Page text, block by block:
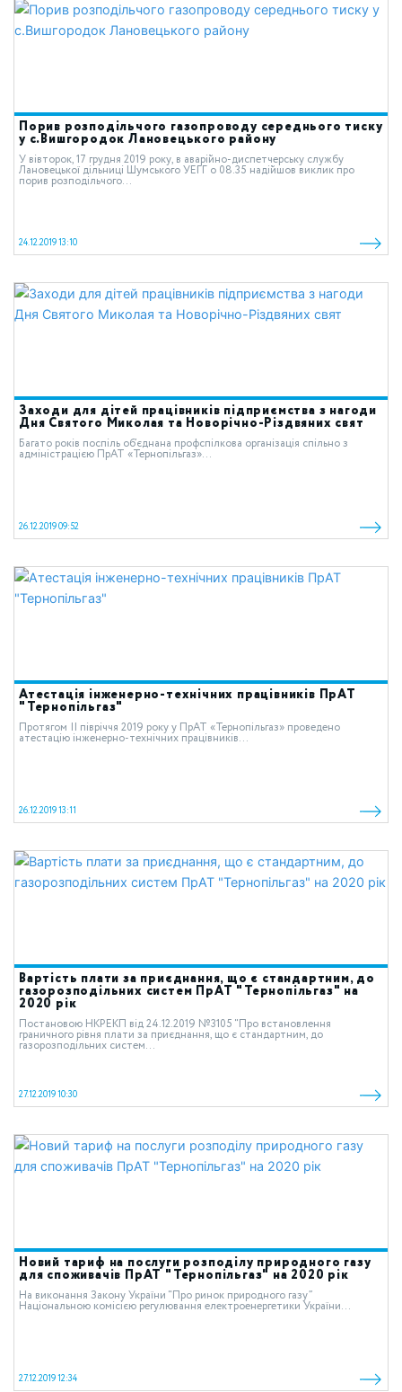
Порив розподільчого газопроводу середнього тиску
у с.Вишгородок Лановецького району
У вівторок, 17 грудня 2019 року, в аварійно-диспетчерську службу
Лановецької дільниці Шумського УЕГГ о 08.35 надійшов виклик про
порив розподільчого...
24.12.2019 13:10
Заходи для дітей працівників підприємства з нагоди
Дня Святого Миколая та Новорічно-Різдвяних свят
Багато років поспіль об’єднана профспілкова організація спільно з
адміністрацією ПрАТ «Тернопільгаз»...
26.12.2019 09:52
Атестація інженерно-технічних працівників ПрАТ
"Тернопільгаз"
Протягом ІІ півріччя 2019 року у ПрАТ «Тернопільгаз» проведено
атестацію інженерно-технічних працівників...
26.12.2019 13:11
Вартість плати за приєднання, що є стандартним, до
газорозподільних систем ПрАТ "Тернопільгаз" на
2020 рік
Постановою НКРЕКП від 24.12.2019 №3105 “Про встановлення
граничного рівня плати за приєднання, що є стандартним, до
газорозподільних систем...
27.12.2019 10:30
Новий тариф на послуги розподілу природного газу
для споживачів ПрАТ "Тернопільгаз" на 2020 рік
На виконання Закону України “Про ринок природного газу”
Національною комісією регулювання електроенергетики України...
27.12.2019 12:34